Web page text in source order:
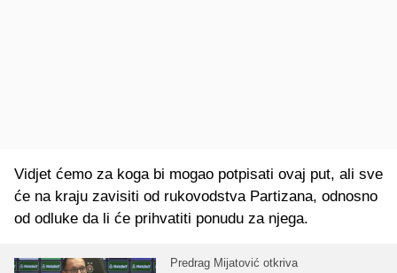
Vidjet ćemo za koga bi mogao potpisati ovaj put, ali sve
će na kraju zavisiti od rukovodstva Partizana, odnosno
od odluke da li će prihvatiti ponudu za njega.
Predrag Mijatović otkriva